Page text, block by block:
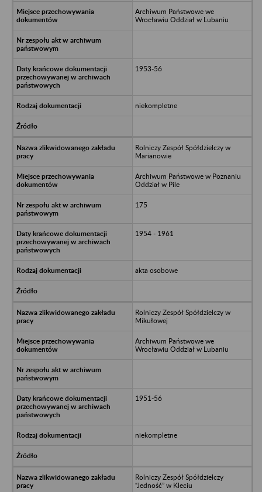
Archiwum Państwowe we
Wrocławiu Oddział w Lubaniu
1953-56
niekompletne
Rolniczy Zespół Spółdzielczy w
Marianowie
Archiwum Państwowe w Poznaniu
Oddział w Pile
175
1954 - 1961
akta osobowe
Rolniczy Zespół Spółdzielczy w
Mikułowej
Archiwum Państwowe we
Wrocławiu Oddział w Lubaniu
1951-56
niekompletne
Rolniczy Zespół Spółdzielczy
“Jedność” w Kleciu